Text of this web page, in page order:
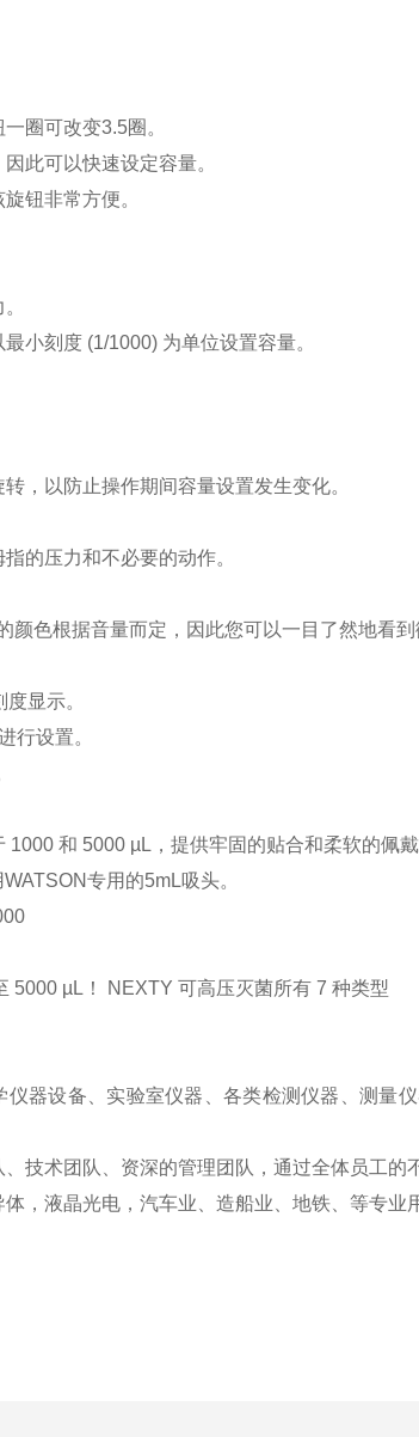
圈可改变3.5圈。
此可以快速设定容量。
钮非常方便。
小刻度 (1/1000) 为单位设置容量。
，以防止操作期间容量设置发生变化。
的压力和不必要的动作。
颜色根据音量而定，因此您可以一目了然地看到
显示。
行设置。
和 5000 µL，提供牢固的贴合和柔软的佩戴
专用的5mL吸头。
5000 µL！ NEXTY 可高压灭菌所有 7 种类型
仪器设备、实验室仪器、各类检测仪器、测量
技术团队、资深的管理团队，通过全体员工的
，液晶光电，汽车业、造船业、地铁、等专业